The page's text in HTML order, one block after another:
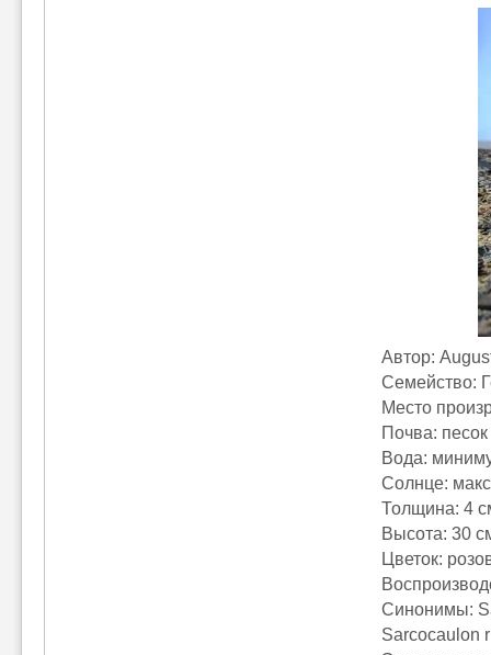
Автор:
Семейство:
Место
Почва:
Вода:
Солнце:
Толщина: 4
Высота: 30
Цветок:
Синонимы:
Sarcocaulon